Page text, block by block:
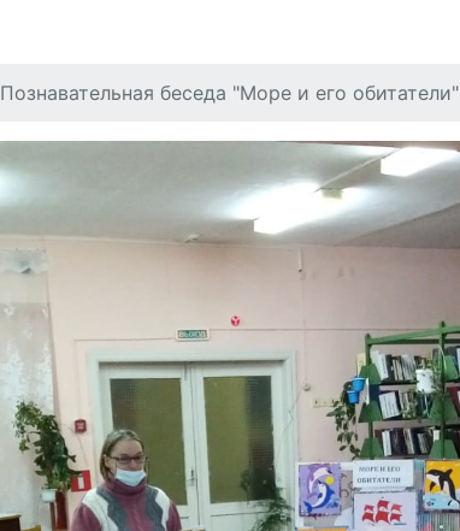
Познавательная беседа "Море и его обитатели"